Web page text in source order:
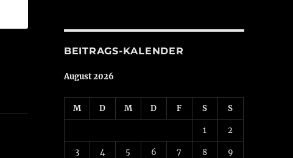
BEITRAGS-KALENDER
August 2026
M D M D F S S
1 2
3 4 5 6 7 8 9